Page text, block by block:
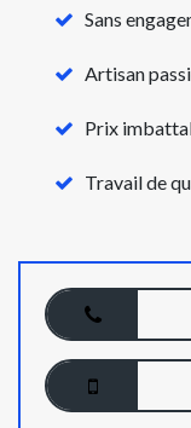
Sans
Artisan
Prix
Travail de